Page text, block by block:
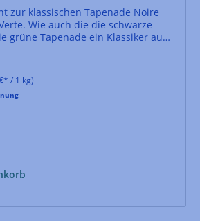
zur klassischen Tapenade Noire
Wie auch die die schwarze
grüne Tapenade ein Klassiker aus
Dip für Gemüse, zum Würzen
oder man geniesst sie ganz
frisch geröstetem Brot.
/ 1 kg)